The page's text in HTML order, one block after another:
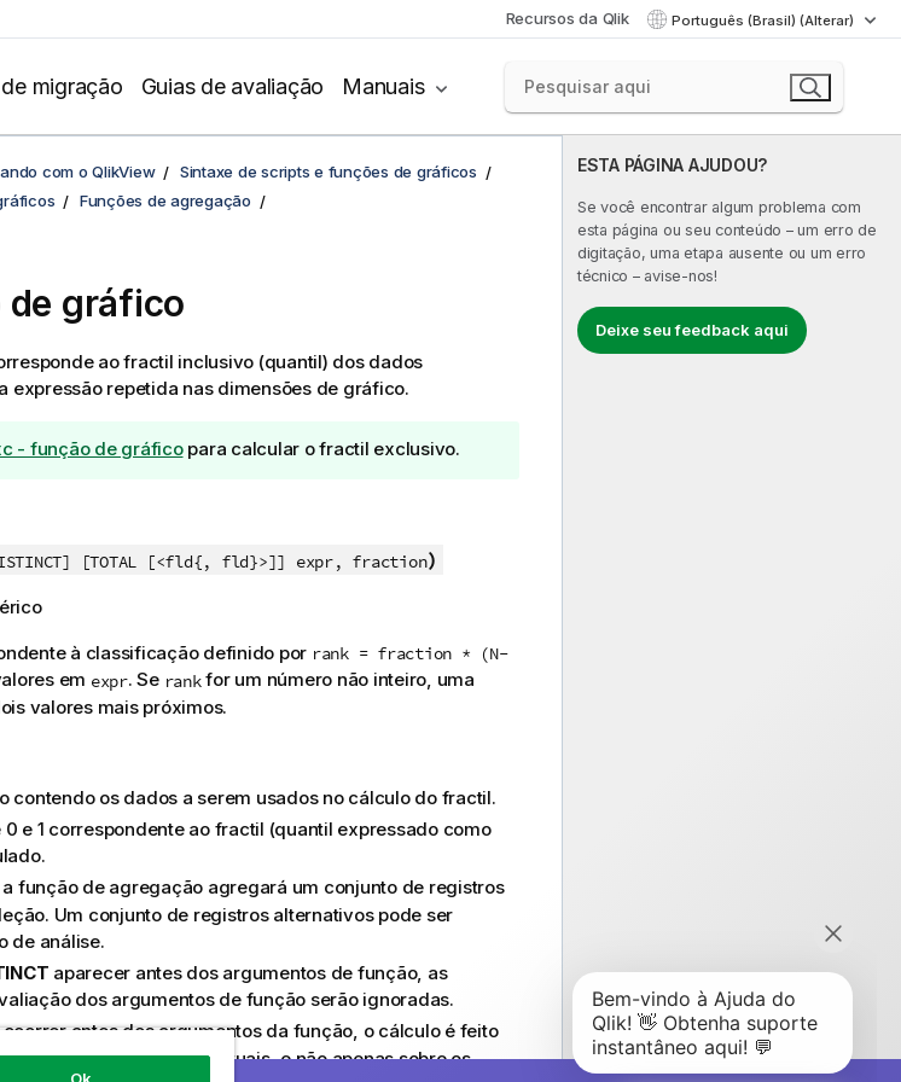
Recursos da Qlik Português (Brasil) (Alterar)
migração Guias de avaliação Manuais
ESTA PÁGINA AJUDOU?
Se você encontrar algum problema com
esta página ou seu conteúdo – um erro de
digitação, uma etapa ausente ou um erro
técnico – avise-nos!
Deixe seu feedback aqui
com o QlikView
Sintaxe de scripts e funções de gráficos
Funções de agregação
gráfico
ao fractil inclusivo (quantil) dos dados
expressão repetida nas dimensões de gráfico.
- função de gráficopara calcular o fractil exclusivo.
[TOTAL [<fld{, fld}>]] expr, fraction)
à classificação definido por rank = fraction * (N-
em expr. Se rankfor um número não inteiro, uma
valores mais próximos.
contendo os dados a serem usados no cálculo do fractil.
0 e 1 correspondente ao fractil (quantil expressado como
a função de agregação agregará um conjunto de registros
Um conjunto de registros alternativos pode ser
de análise.
aparecer antes dos argumentos de função, as
dos argumentos de função serão ignoradas.
antes dos argumentos da função, o cálculo é feito
dadas as seleções atuais, e não apenas sobre os